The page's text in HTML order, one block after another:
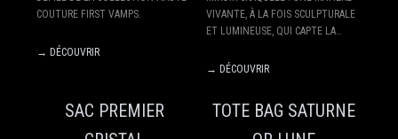
COUTURE FIRST VAMPS.
→ DÉCOUVRIR
VIVANTE, À LA FOIS SCULPTURALE
ET LUMINEUSE, QUI CAPTE LA…
→ DÉCOUVRIR
SAC PREMIER
TOTE BAG SATURNE